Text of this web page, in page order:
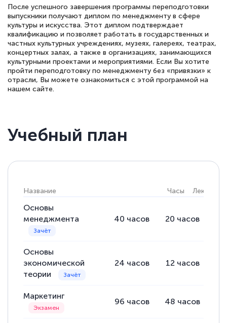
После успешного завершения программы переподготовки
выпускники получают диплом по менеджменту в сфере
культуры и искусства. Этот диплом подтверждает
квалификацию и позволяет работать в государственных и
частных культурных учреждениях, музеях, галереях, театрах,
концертных залах, а также в организациях, занимающихся
культурными проектами и мероприятиями. Если Вы хотите
пройти переподготовку по менеджменту без «привязки» к
отрасли, Вы можете ознакомиться с этой программой на
нашем сайте.
Учебный план
Название Часы Лекции
Основы
менеджмента
40 часов 20 часов
Основы
экономической
теории
24 часов 12 часов
Маркетинг
96 часов 48 часов